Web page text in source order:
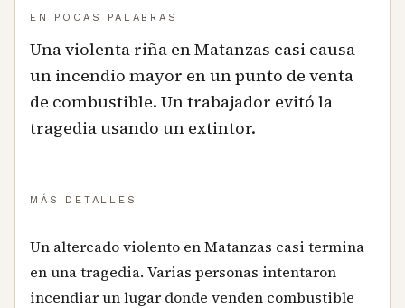
EN POCAS PALABRAS
Una violenta riña en Matanzas casi causa
un incendio mayor en un punto de venta
de combustible. Un trabajador evitó la
tragedia usando un extintor.
MÁS DETALLES
Un altercado violento en Matanzas casi termina
en una tragedia. Varias personas intentaron
incendiar un lugar donde venden combustible